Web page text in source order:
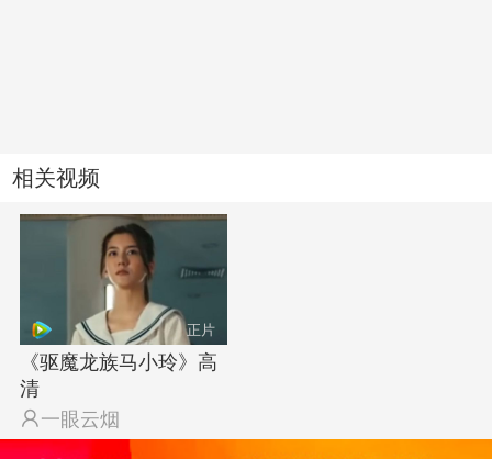
相关视频
正片
《驱魔龙族马小玲》高
清
 一眼云烟